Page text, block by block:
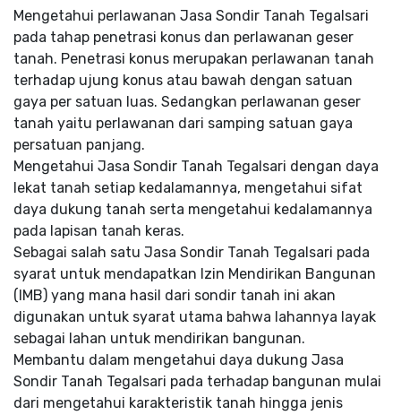
Mengetahui perlawanan Jasa Sondir Tanah Tegalsari
pada tahap penetrasi konus dan perlawanan geser
tanah. Penetrasi konus merupakan perlawanan tanah
terhadap ujung konus atau bawah dengan satuan
gaya per satuan luas. Sedangkan perlawanan geser
tanah yaitu perlawanan dari samping satuan gaya
persatuan panjang.
Mengetahui Jasa Sondir Tanah Tegalsari dengan daya
lekat tanah setiap kedalamannya, mengetahui sifat
daya dukung tanah serta mengetahui kedalamannya
pada lapisan tanah keras.
Sebagai salah satu Jasa Sondir Tanah Tegalsari pada
syarat untuk mendapatkan Izin Mendirikan Bangunan
(IMB) yang mana hasil dari sondir tanah ini akan
digunakan untuk syarat utama bahwa lahannya layak
sebagai lahan untuk mendirikan bangunan.
Membantu dalam mengetahui daya dukung Jasa
Sondir Tanah Tegalsari pada terhadap bangunan mulai
dari mengetahui karakteristik tanah hingga jenis